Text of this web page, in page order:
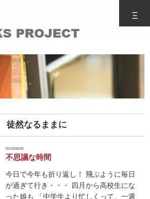
Ξ
徒然なるままに
2014/06/30
不思議な時間
今日で今年も折り返し！ 飛ぶように毎日
が過ぎて行き・・・ 四月から高校生にな
った娘も 「中学生より忙しくって、一週